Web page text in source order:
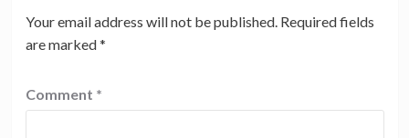
Your email address will not be published. Required fields
are marked*
Comment *